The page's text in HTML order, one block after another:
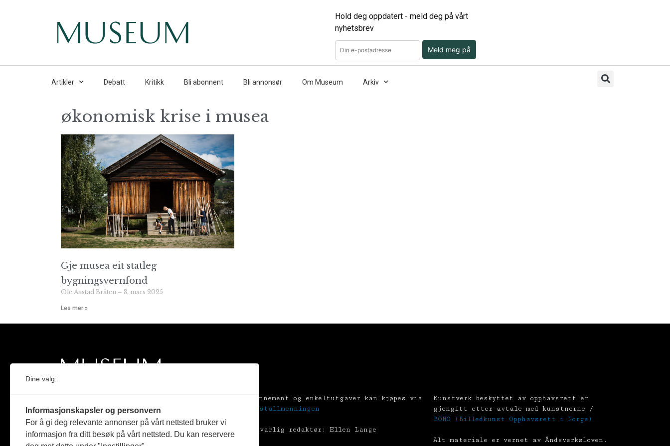
Hold deg oppdatert - meld deg på vårt
nyhetsbrev
Meld meg på
Artikler Debatt Kritikk Bli abonnent Bli annonsør Om Museum Arkiv
økonomisk krise i musea
Gje musea eit statleg
bygningsvernfond
Ole Aastad Bråten 3. mars 2025
Les mer »
Medlem i Norsk tidsskriftforening og
Fagpressen
Abonnement og enkeltutgaver kan kjøpes via
Tekstallmenningen
Ansvarlig redaktør: Ellen Lange
Kunstverk beskyttet av opphavsrett er
gjengitt etter avtale med kunstnerne /
BONO (Billedkunst Opphavsrett i Norge)
Alt materiale er vernet av Åndsverksloven.
Dine valg:
Informasjonskapsler og personvern
For å gi deg relevante annonser på vårt nettsted bruker vi
informasjon fra ditt besøk på vårt nettsted. Du kan reservere